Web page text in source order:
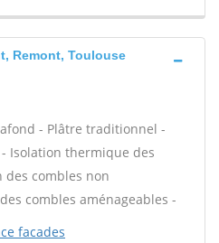
Remont, Toulouse
- Plâtre traditionnel -
Isolation thermique des
combles non
combles aménageables -
facades